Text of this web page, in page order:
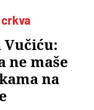
Vučiću:
ne maše
na